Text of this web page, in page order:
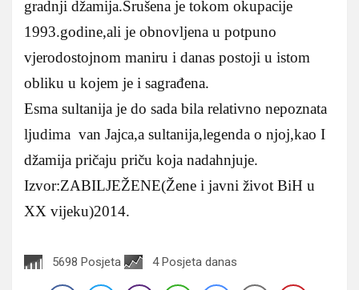
gradnji džamija.Srušena je tokom okupacije
1993.godine,ali je obnovljena u potpuno
vjerodostojnom maniru i danas postoji u istom
obliku u kojem je i sagrađena.
Esma sultanija je do sada bila relativno nepoznata
ljudima van Jajca,a sultanija,legenda o njoj,kao I
džamija pričaju priču koja nadahnjuje.
Izvor:ZABILJEŽENE(Žene i javni život BiH u
XX vijeku)2014.
5698 Posjeta 4 Posjeta danas